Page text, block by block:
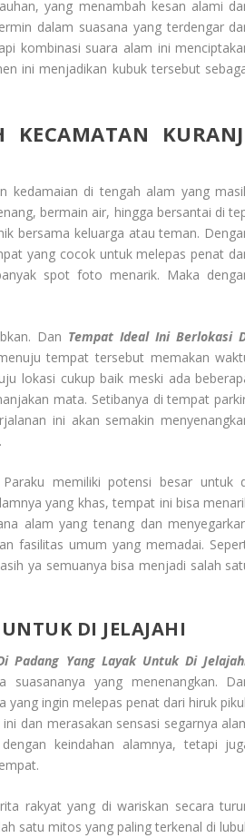
yang menambah kesan alami
dalam suasana yang terdengar
kombinasi suara alam ini
ini menjadikan kubuk tersebut
KECAMATAN
kedamaian di tengah alam yang
bermain air, hingga bersantai di
bersama keluarga atau teman.
yang cocok untuk melepas penat
spot foto menarik. Maka
Dan Tempat Ideal Ini Berlokasi
tempat tersebut memakan
lokasi cukup baik meski ada
mata. Setibanya di tempat
ini akan semakin
memiliki potensi besar untuk
yang khas, tempat ini bisa
alam yang tenang dan
fasilitas umum yang memadai.
ya semuanya bisa menjadi salah
DI JELAJAHI
Padang Yang Layak Untuk Di
yang menenangkan.
ingin melepas penat dari hiruk
dan merasakan sensasi segarnya
keindahan alamnya, tetapi
rakyat yang di wariskan secara
satu mitos yang paling terkenal di